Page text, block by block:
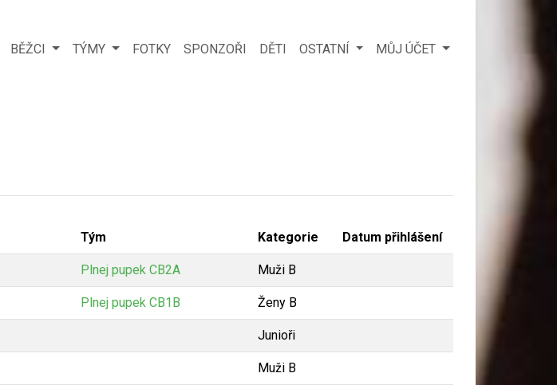
BĚŽCI TÝMY FOTKY SPONZOŘI DĚTI OSTATNÍ MŮJ ÚČET
Tým Kategorie Datum přihlášení
Plnej pupek CB2A Muži B
Plnej pupek CB1B Ženy B
Junioři
Muži B